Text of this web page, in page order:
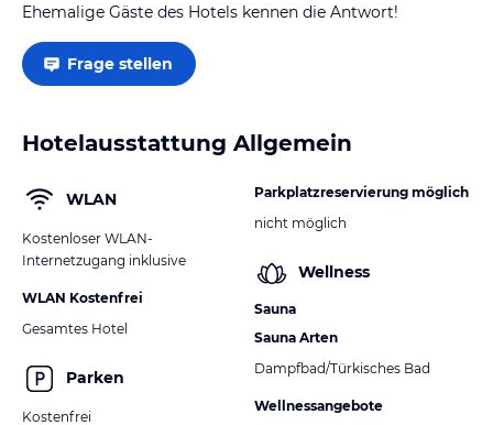
Ehemalige Gäste des Hotels kennen die Antwort!
Frage stellen
Hotelausstattung Allgemein
WLAN
Kostenloser WLAN-
Internetzugang inklusive
WLAN Kostenfrei
Gesamtes Hotel
Parken
Kostenfrei
Parkplatzreservierung möglich
nicht möglich
Wellness
Sauna
Sauna Arten
Dampfbad/Türkisches Bad
Wellnessangebote